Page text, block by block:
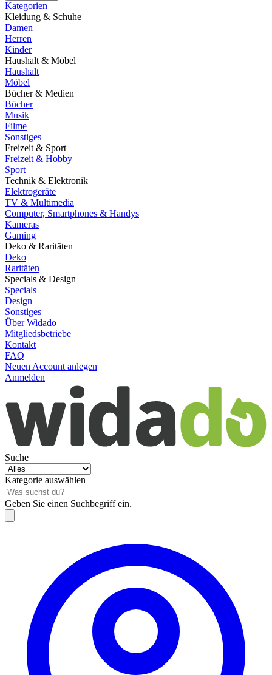
Kategorien
Kleidung & Schuhe
Damen
Herren
Kinder
Haushalt & Möbel
Haushalt
Möbel
Bücher & Medien
Bücher
Musik
Filme
Sonstiges
Freizeit & Sport
Freizeit & Hobby
Sport
Technik & Elektronik
Elektrogeräte
TV & Multimedia
Computer, Smartphones & Handys
Kameras
Gaming
Deko & Raritäten
Deko
Raritäten
Specials & Design
Specials
Design
Sonstiges
Über Widado
Mitgliedsbetriebe
Kontakt
FAQ
Neuen Account anlegen
Anmelden
Suche
Kategorie auswählen
Geben Sie einen Suchbegriff ein.